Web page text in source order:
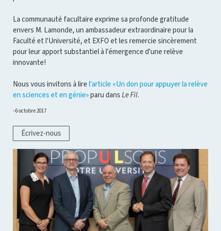
La communauté facultaire exprime sa profonde gratitude
envers M. Lamonde, un ambassadeur extraordinaire pour la
Faculté et l'Université, et EXFO et les remercie sincèrement
pour leur apport substantiel à l'émergence d'une relève
innovante!
Nous vous invitons à lire l'article «Un don pour appuyer la relève
en sciences et en génie»paru dans Le Fil.
6 octobre 2017
Écrivez-nous